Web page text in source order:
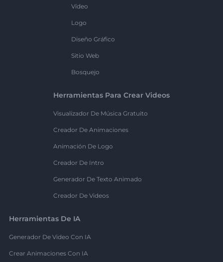
Vídeo
Logo
Diseño Gráfico
Sitio Web
Bosquejo
Herramientas Para Crear Videos
Visualizador De Música Gratuito
Creador De Animaciones
Animación De Logo
Creador De Intro
Generador De Texto Animado
Creador De Videos
Herramientas De IA
Generador De Video Con IA
Crear Animaciones Con IA